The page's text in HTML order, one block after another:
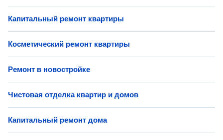
Капитальный ремонт квартиры
Косметический ремонт квартиры
Ремонт в новостройке
Чистовая отделка квартир и домов
Капитальный ремонт дома